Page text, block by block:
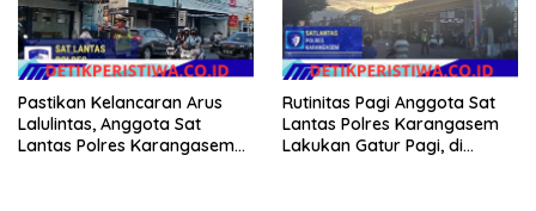
Pastikan Kelancaran Arus
Lalulintas, Anggota Sat
Lantas Polres Karangasem
Rutinitas Pagi Anggota Sat
Lantas Polres Karangasem
Lakukan Gatur Pagi, di